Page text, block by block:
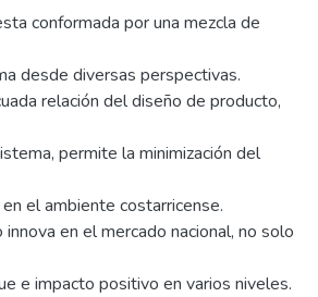
conformada por una mezcla de
desde diversas perspectivas.
relación del diseño de producto,
permite la minimización del
el ambiente costarricense.
en el mercado nacional, no solo
e impacto positivo en varios niveles.